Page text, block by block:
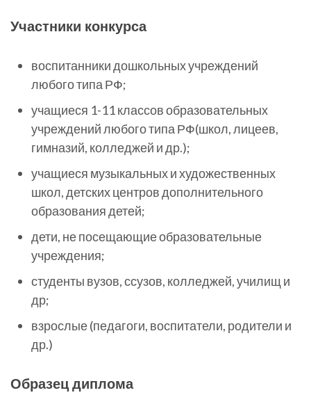
Участники конкурса
воспитанники дошкольных учреждений
любого типа РФ;
учащиеся 1-11 классов образовательных
учреждений любого типа РФ(школ, лицеев,
гимназий, колледжей и др.);
учащиеся музыкальных и художественных
школ, детских центров дополнительного
образования детей;
дети, не посещающие образовательные
учреждения;
студенты вузов, ссузов, колледжей, училищ и
др;
взрослые (педагоги, воспитатели, родители и
др.)
Образец диплома